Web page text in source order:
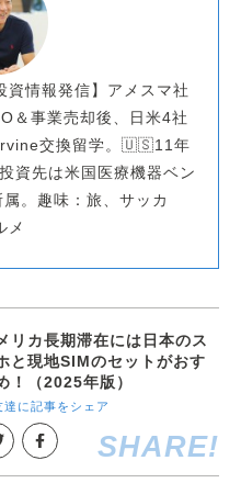
情報発信】アメスマ社
＆事業売却後、日米4社
交換留学。🇺🇸11年
資先は米国医療機器ベン
。趣味：旅、サッカ
メ
リカ長期滞在には日本のス
と現地SIMのセットがおす
！（2025年版）
達に記事をシェア